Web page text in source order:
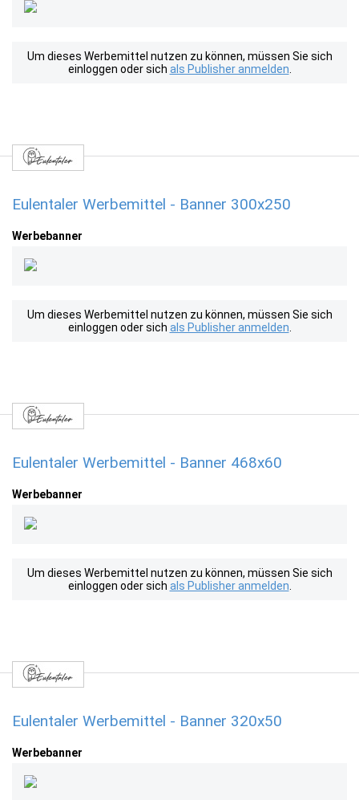
Um dieses Werbemittel nutzen zu können, müssen Sie sich
einloggen oder sich als Publisher anmelden
Eulentaler Werbemittel - Banner 300x250
Werbebanner
Um dieses Werbemittel nutzen zu können, müssen Sie sich
einloggen oder sich als Publisher anmelden
Eulentaler Werbemittel - Banner 468x60
Werbebanner
Um dieses Werbemittel nutzen zu können, müssen Sie sich
einloggen oder sich als Publisher anmelden
Eulentaler Werbemittel - Banner 320x50
Werbebanner